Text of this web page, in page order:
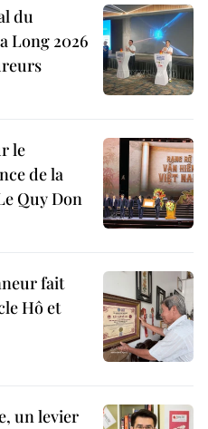
du
Long 2026
le
de la
Quy Don
fait
Hô et
un levier